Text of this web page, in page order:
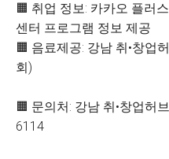
🟧 취업 정보: 카카오 플러
센터 프로그램 정보 제공
🟧 음료제공: 강남 취•창업
회)
🟧 문의처: 강남 취•창업허
6114